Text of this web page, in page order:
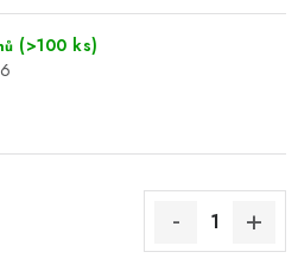
(>100 ks)